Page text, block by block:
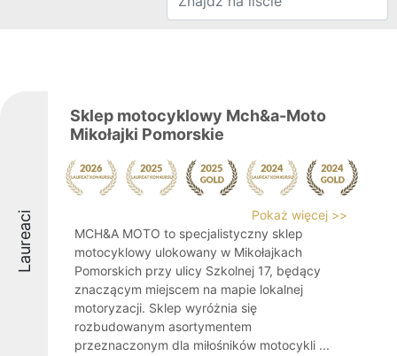
Laureaci
Sklep motocyklowy Mch&a-Moto
Mikołajki Pomorskie
Pokaż więcej >>
MCH&A MOTO to specjalistyczny sklep
motocyklowy ulokowany w Mikołajkach
Pomorskich przy ulicy Szkolnej 17, będący
znaczącym miejscem na mapie lokalnej
motoryzacji. Sklep wyróżnia się
rozbudowanym asortymentem
przeznaczonym dla miłośników motocykli ...